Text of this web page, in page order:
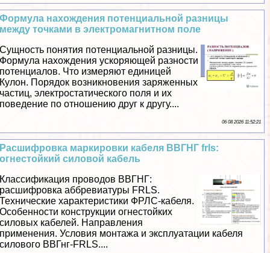
Формула нахождения потенциальной разницы
между точками в электромагнитном поле
Сущность понятия потенциальной разницы.
Формула нахождения ускоряющей разности
потенциалов. Что измеряют единицей
Кулон. Порядок возникновения заряженных
частиц, электростатического поля и их
поведение по отношению друг к другу....
06 08 2026 11:52:21
Расшифровка маркировки кабеля ВВГНГ frls:
огнестойкий силовой кабель
Классификация проводов ВВГНГ:
расшифровка аббревиатуры FRLS.
Технические хаpaктеристики ФРЛС-кабеля.
Особенности конструкции огнестойких
силовых кабелей. Направления
применения. Условия монтажа и эксплуатации кабеля
силового ВВГнг-FRLS....